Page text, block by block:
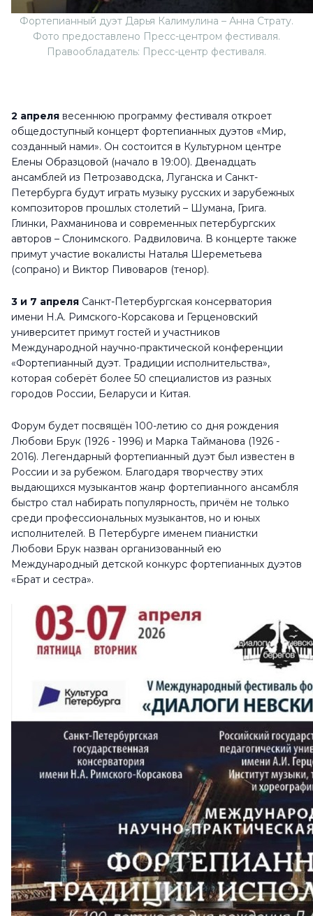
Фортепианный дуэт Дарья Калимулина – Анна Страту.
Фото предоставлено Пресс-центром фестиваля.
Правообладатель: Пресс-центр фестиваля.
2 апреля весеннюю программу фестиваля откроет
общедоступный концерт фортепианных дуэтов «Мир,
созданный нами». Он состоится в Культурном центре
Елены Образцовой (начало в 19:00). Двенадцать
ансамблей из Петрозаводска, Луганска и Санкт-
Петербурга будут играть музыку русских и зарубежных
композиторов прошлых столетий – Шумана, Грига.
Глинки, Рахманинова и современных петербургских
авторов – Слонимского. Радвиловича. В концерте также
примут участие вокалисты Наталья Шереметьева
(сопрано) и Виктор Пивоваров (тенор).
3 и 7 апреля Санкт-Петербургская консерватория
имени Н.А. Римского-Корсакова и Герценовский
университет примут гостей и участников
Международной научно-практической конференции
«Фортепианный дуэт. Традиции исполнительства»,
которая соберёт более 50 специалистов из разных
городов России, Беларуси и Китая.
Форум будет посвящён 100-летию со дня рождения
Любови Брук (1926 - 1996) и Марка Тайманова (1926 -
2016). Легендарный фортепианный дуэт был известен в
России и за рубежом. Благодаря творчеству этих
выдающихся музыкантов жанр фортепианного ансамбля
быстро стал набирать популярность, причём не только
среди профессиональных музыкантов, но и юных
исполнителей. В Петербурге именем пианистки
Любови Брук назван организованный ею
Международный детской конкурс фортепианных дуэтов
«Брат и сестра».